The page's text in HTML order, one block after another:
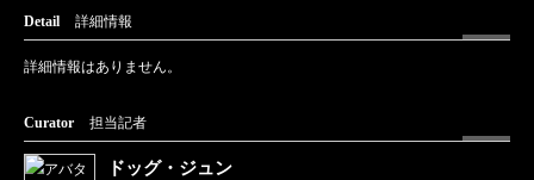
Detail 詳細情報
詳細情報はありません。
Curator 担当記者
ドッグ・ジュン